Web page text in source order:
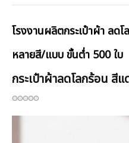
โรงงานผลิตกระเป๋าผ้า ลด
หลายสี/แบบ ขั้นต่ำ 500 ใบ
กระเป๋าผ้าลดโลกร้อน สีแ